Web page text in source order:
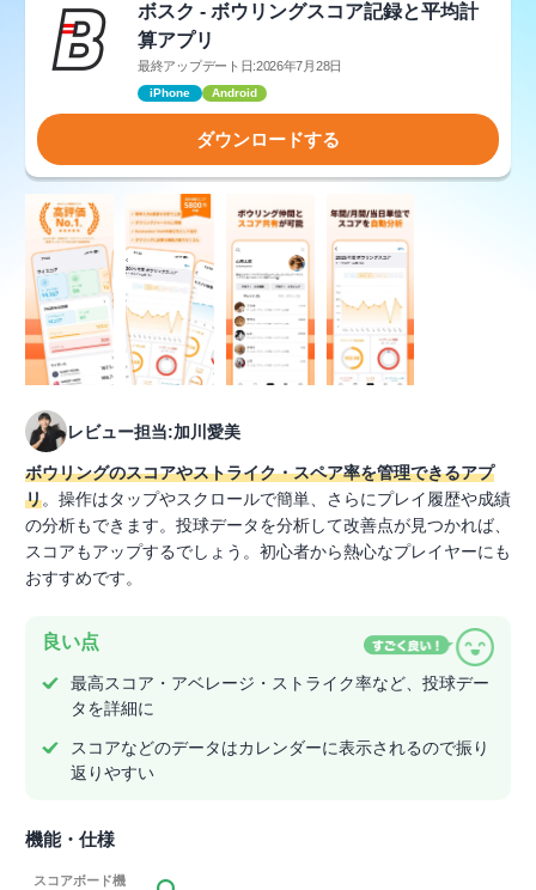
ボスク - ボウリングスコア記録と平均計
算アプリ
最終アップデート日:2026年7月28日
iPhone Android
ダウンロードする
レビュー担当:加川愛美
ボウリングのスコアやストライク・スペア率を管理できるアプ
リ。操作はタップやスクロールで簡単、さらにプレイ履歴や成績
の分析もできます。投球データを分析して改善点が見つかれば、
スコアもアップするでしょう。初心者から熱心なプレイヤーにも
おすすめです。
良い点
最高スコア・アベレージ・ストライク率など、投球デー
タを詳細に
スコアなどのデータはカレンダーに表示されるので振り
返りやすい
機能・仕様
スコアボード機